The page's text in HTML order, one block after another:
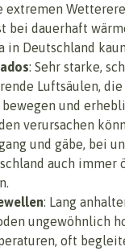
extremen
bei dauerhaft
in Deutschland
: Sehr starke,
Luftsäulen,
bewegen und
verursachen
und gäbe, bei
auch immer
: Lang
ungewöhnlich
oft